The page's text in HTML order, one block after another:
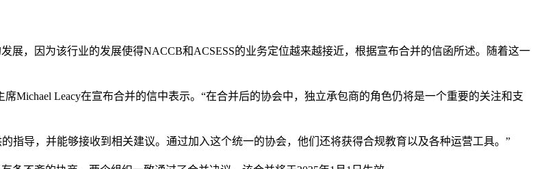
，因为该行业的发展使得NACCB和ACSESS的业务定位越来越接近，根据宣布合并的信函所述。随着这一
Michael Leacy在宣布合并的信中表示。“在合并后的协会中，独立承包商的角色仍将是一个重要的关注和支
指导，并能够接收到相关建议。通过加入这个统一的协会，他们还将获得合规教育以及各种运营工具。”